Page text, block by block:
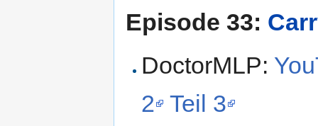
Episode 33:
DoctorMLP:
2 Teil 3